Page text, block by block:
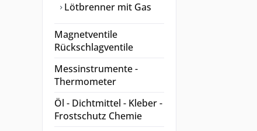
Lötbrenner mit Gas
Magnetventile
Rückschlagventile
Messinstrumente -
Thermometer
Öl - Dichtmittel - Kleber -
Frostschutz Chemie